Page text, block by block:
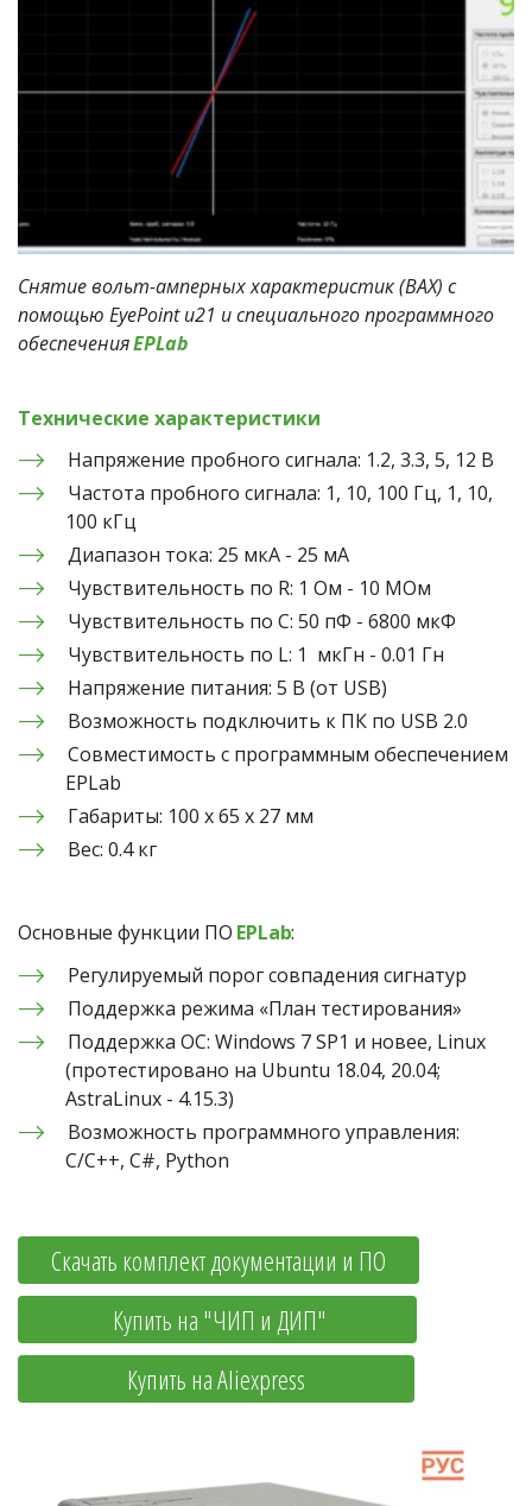
Снятие вольт-амперных характеристик (ВАХ) с
помощью EyePoint u21 и специального программного
обеспечения EPLab
Технические характеристики
Напряжение пробного сигнала: 1.2, 3.3, 5, 12 В
Частота пробного сигнала: 1, 10, 100 Гц, 1, 10,
100 кГц
Диапазон тока: 25 мкА - 25 мА
Чувствительность по R: 1 Ом - 10 МОм
Чувствительность по C: 50 пФ - 6800 мкФ
Чувствительность по L: 1  мкГн - 0.01 Гн
Напряжение питания: 5 В (от USB)
Возможность подключить к ПК по USB 2.0
Совместимость с программным обеспечением
EPLab
Габариты: 100 х 65 х 27 мм
Вес: 0.4 кг
Основные функции ПО EPLab:
Регулируемый порог совпадения сигнатур
Поддержка режима «План тестирования»
Поддержка ОС: Windows 7 SP1 и новее, Linux
(протестировано на Ubuntu 18.04, 20.04;
AstraLinux - 4.15.3)
Возможность программного управления:
C/C++, C#, Python
Скачать комплект документации и ПО
             Купить на "ЧИП и ДИП"
                Купить на Aliexpress